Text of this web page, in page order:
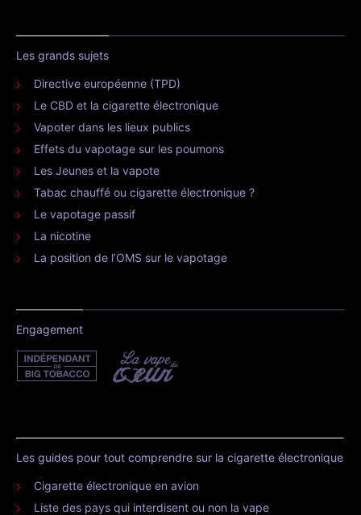
Les grands sujets
Directive européenne (TPD)
Le CBD et la cigarette électronique
Vapoter dans les lieux publics
Effets du vapotage sur les poumons
Les Jeunes et la vapote
Tabac chauffé ou cigarette électronique ?
Le vapotage passif
La nicotine
La position de l’OMS sur le vapotage
Engagement
Les guides pour tout comprendre sur la cigarette électronique
Cigarette électronique en avion
Liste des pays qui interdisent ou non la vape